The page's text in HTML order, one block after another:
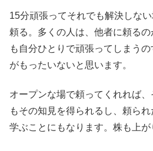
15分頑張ってそれでも解決しな
頼る。多くの人は、他者に頼る
も自分ひとりで頑張ってしまう
がもったいないと思います。
オープンな場で頼ってくれれば
もその知見を得られるし、頼ら
学ぶことにもなります。株も上が